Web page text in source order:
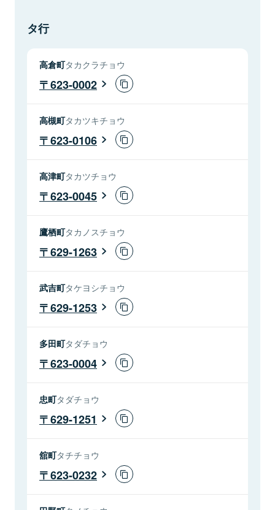
タ行
高倉町タカクラチョウ
623-0002
高槻町タカツキチョウ
623-0106
高津町タカツチョウ
623-0045
鷹栖町タカノスチョウ
629-1263
武吉町タケヨシチョウ
629-1253
多田町タダチョウ
623-0004
忠町タダチョウ
629-1251
舘町タチチョウ
623-0232